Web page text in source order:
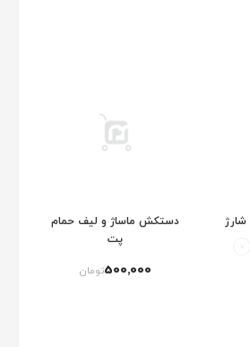
دستکش ماساژ و لیف حمام
پت
500٬000تومان